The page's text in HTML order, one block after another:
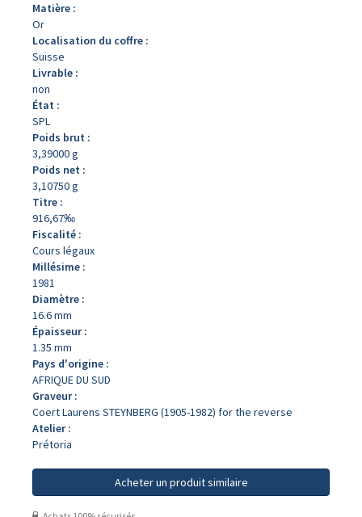
Matière :
Or
Localisation du coffre :
Suisse
Livrable :
non
État :
SPL
Poids brut :
3,39000 g
Poids net :
3,10750 g
Titre :
916,67‰
Fiscalité :
Cours légaux
Millésime :
1981
Diamètre :
16.6 mm
Épaisseur :
1.35 mm
Pays d'origine :
AFRIQUE DU SUD
Graveur :
Coert Laurens STEYNBERG (1905-1982) for the reverse
Atelier :
Prétoria
Acheter un produit similaire